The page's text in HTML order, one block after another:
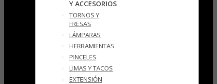
Y ACCESORIOS
TORNOS Y
FRESAS
LÁMPARAS
HERRAMIENTAS
PINCELES
LIMAS Y TACOS
EXTENSIÓN